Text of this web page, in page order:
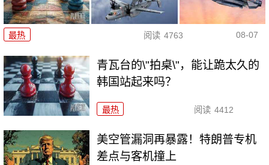
最热 阅读 4763 08-07
青瓦台的\"拍桌\"，能让跪太久的
韩国站起来吗？
最热 阅读 4412
美空管漏洞再暴露！特朗普专机
差点与客机撞上